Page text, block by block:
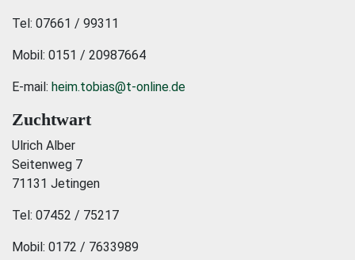
Tel: 07661 / 99311
Mobil: 0151 / 20987664
E-mail: heim.tobias@t-online.de
Zuchtwart
Ulrich Alber
Seitenweg 7
71131 Jetingen
Tel: 07452 / 75217
Mobil: 0172 / 7633989